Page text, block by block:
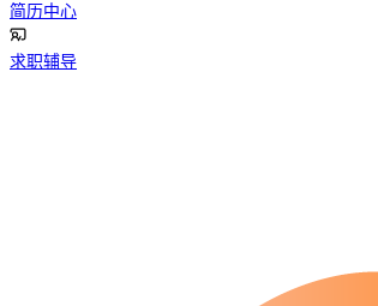
简历中心
求职辅导